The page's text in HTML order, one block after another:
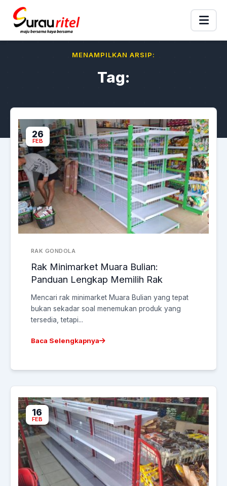
MENAMPILKAN ARSIP:
Tag:
26
FEB
RAK GONDOLA
Rak Minimarket Muara Bulian:
Panduan Lengkap Memilih Rak
Mencari rak minimarket Muara Bulian yang tepat
bukan sekadar soal menemukan produk yang
tersedia, tetapi...
Baca Selengkapnya
16
FEB